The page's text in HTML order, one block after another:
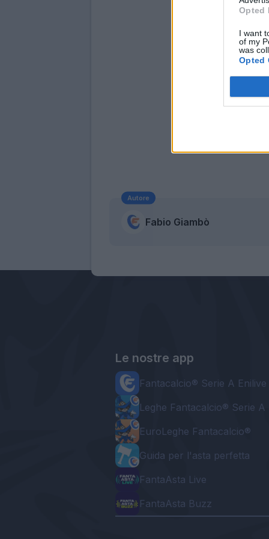
Opted
I want
of my
was
Opted
Autore
Fabio Giambò
Le nostre app
Fantacalcio® Serie A Enilive
Leghe Fantacalcio® Serie A
EuroLeghe Fantacalcio®
Guida per l'asta perfetta
FantaAsta Live
FantaAsta Buzz